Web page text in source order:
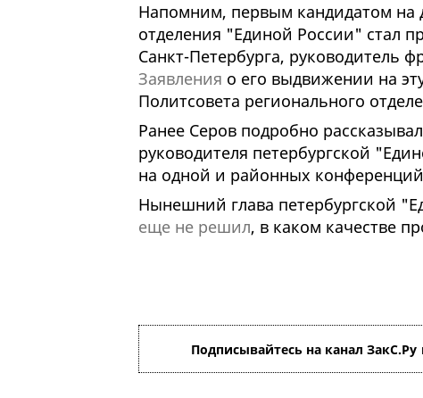
Напомним, первым кандидатом на
отделения "Единой России" стал
Санкт-Петербурга, руководитель
Заявления о его выдвижении на
Политсовета регионального
Ранее Серов подробно
руководителя петербургской
на одной и районных
Нынешний глава петербургской
еще не решил, в каком качестве
Подписывайтесь на канал ЗакС.Ру